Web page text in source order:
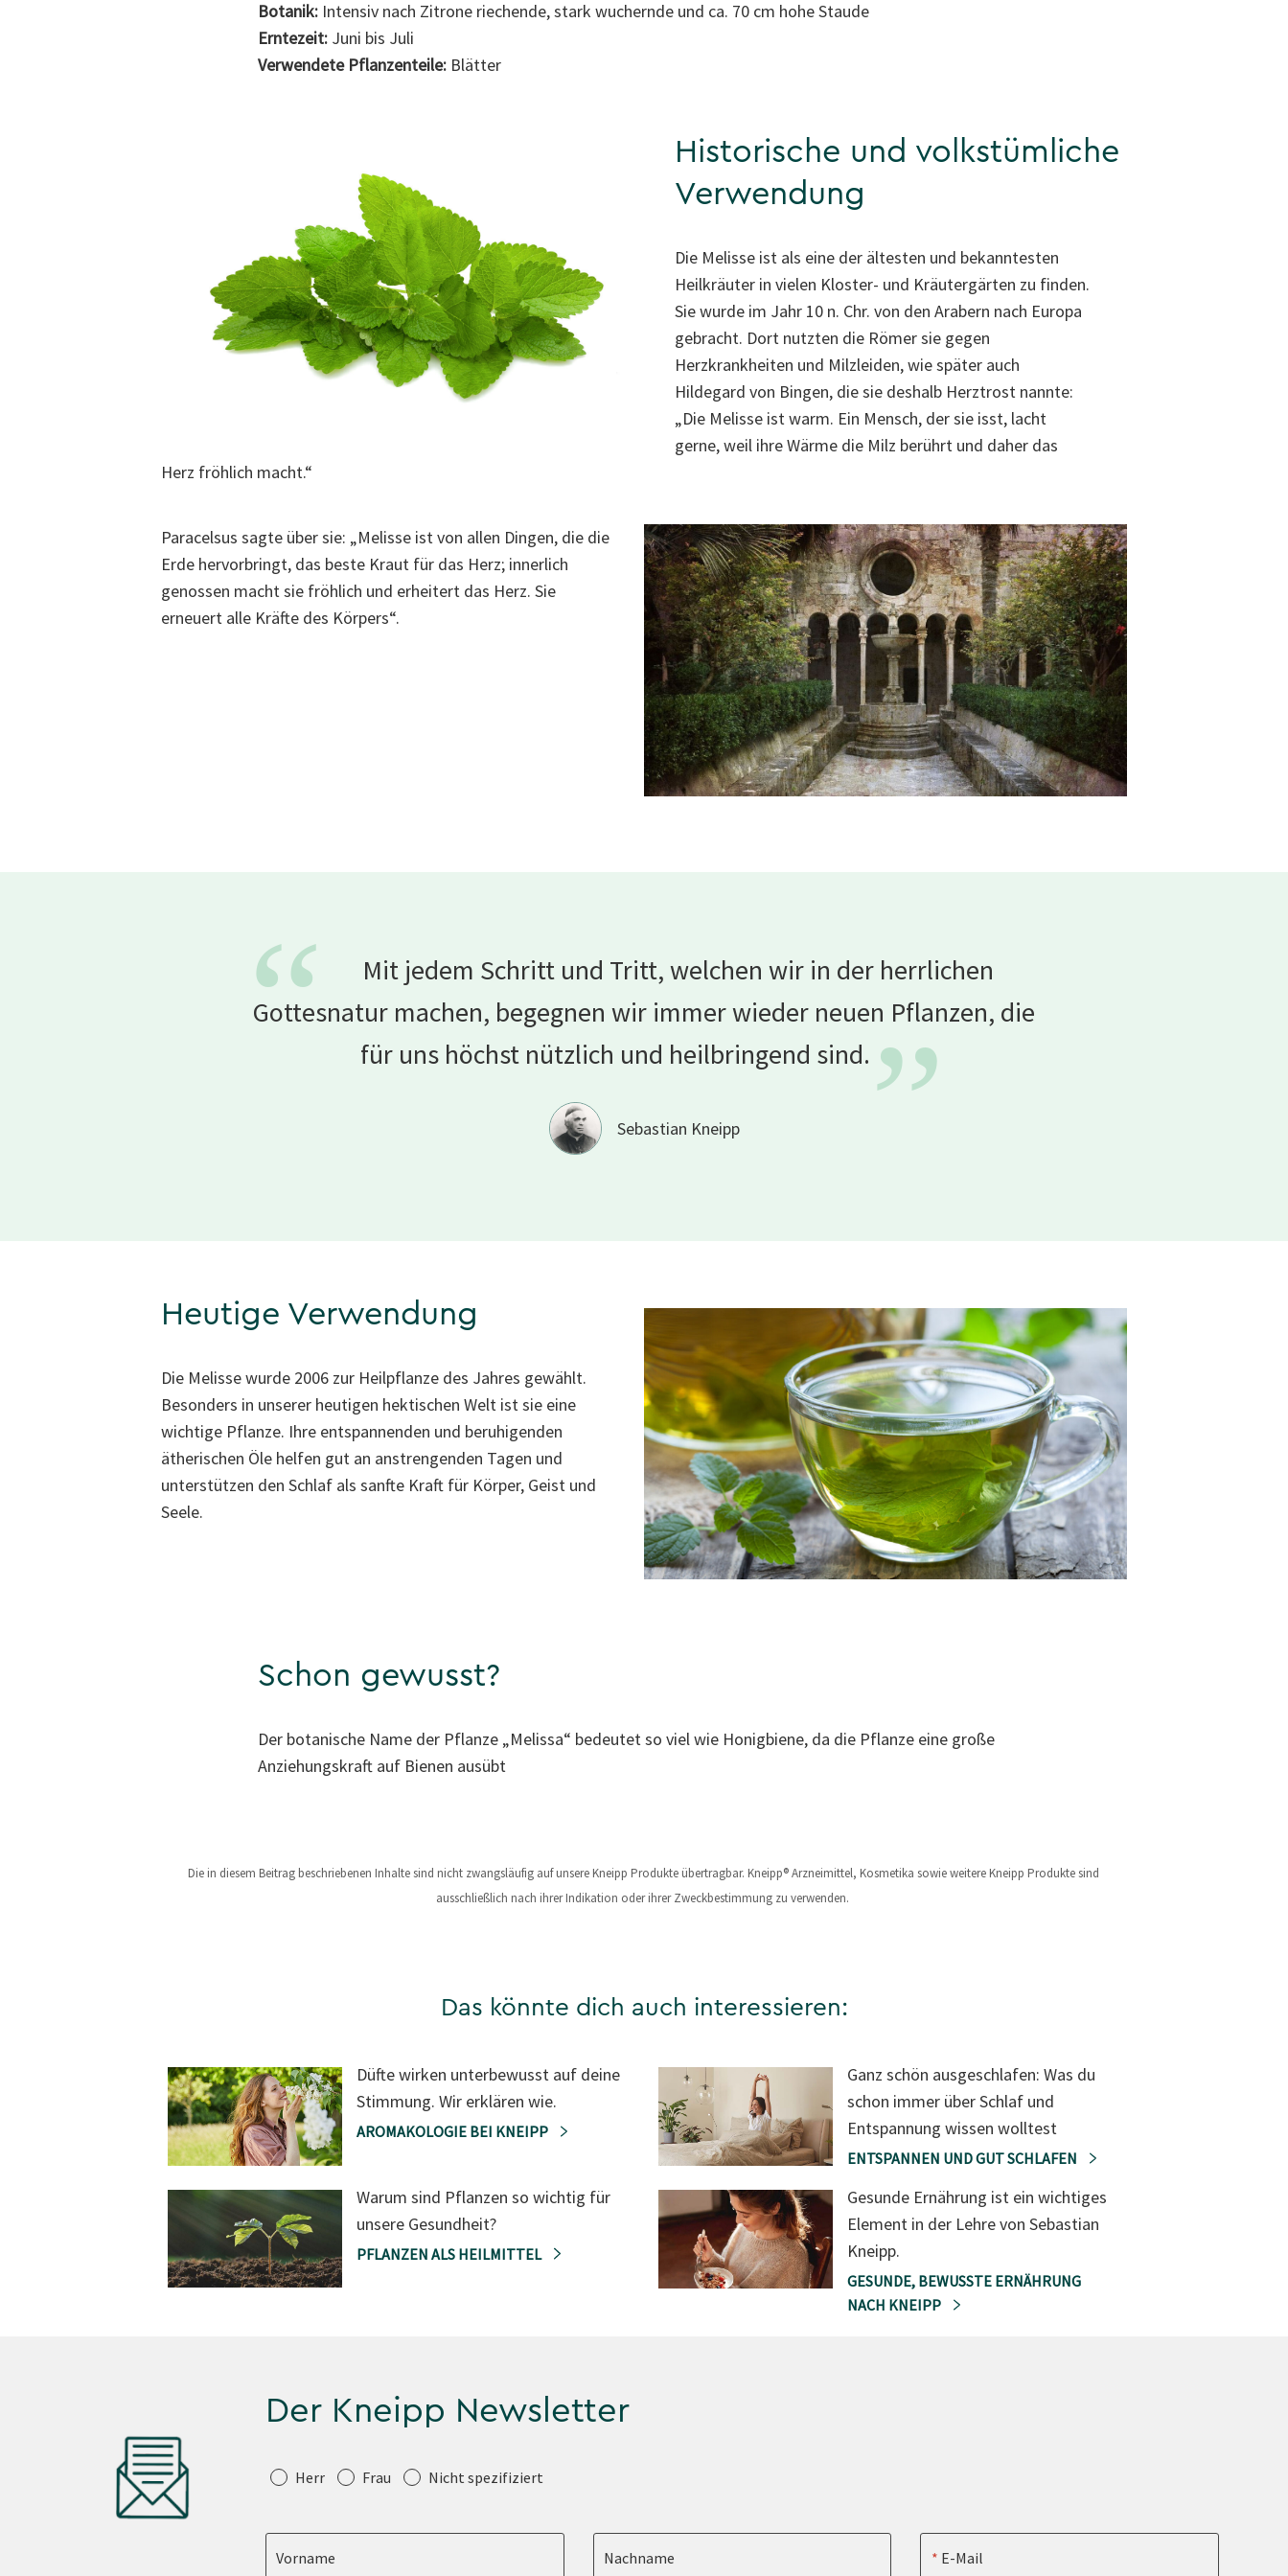
Botanik:Intensiv nach Zitrone riechende, stark wuchernde und ca. 70 cm hohe Staude
Erntezeit:Juni bis Juli
Verwendete Pflanzenteile:Blätter
Historische und volkstümliche
Verwendung
Die Melisse ist als eine der ältesten und bekanntesten
Heilkräuter in vielen Kloster- und Kräutergärten zu finden.
Sie wurde im Jahr 10 n. Chr. von den Arabern nach Europa
gebracht. Dort nutzten die Römer sie gegen
Herzkrankheiten und Milzleiden, wie später auch
Hildegard von Bingen, die sie deshalb Herztrost nannte:
„Die Melisse ist warm. Ein Mensch, der sie isst, lacht
gerne, weil ihre Wärme die Milz berührt und daher das
Herz fröhlich macht.“
Paracelsus sagte über sie: „Melisse ist von allen Dingen, die die
Erde hervorbringt, das beste Kraut für das Herz; innerlich
genossen macht sie fröhlich und erheitert das Herz. Sie
erneuert alle Kräfte des Körpers“.
“
Mit jedem Schritt und Tritt, welchen wir in der herrlichen
Gottesnatur machen, begegnen wir immer wieder neuen Pflanzen, die
für uns höchst nützlich und heilbringend sind. ”
Sebastian Kneipp
Heutige Verwendung
Die Melisse wurde 2006 zur Heilpflanze des Jahres gewählt.
Besonders in unserer heutigen hektischen Welt ist sie eine
wichtige Pflanze. Ihre entspannenden und beruhigenden
ätherischen Öle helfen gut an anstrengenden Tagen und
unterstützen den Schlaf als sanfte Kraft für Körper, Geist und
Seele.
Schon gewusst?
Der botanische Name der Pflanze „Melissa“ bedeutet so viel wie Honigbiene, da die Pflanze eine große
Anziehungskraft auf Bienen ausübt
Die in diesem Beitrag beschriebenen Inhalte sind nicht zwangsläufig auf unsere Kneipp Produkte übertragbar. Kneipp® Arzneimittel, Kosmetika sowie weitere Kneipp Produkte sind
ausschließlich nach ihrer Indikation oder ihrer Zweckbestimmung zu verwenden.
Das könnte dich auch interessieren:
Düfte wirken unterbewusst auf deine
Stimmung. Wir erklären wie.
AROMAKOLOGIE BEI KNEIPP
Warum sind Pflanzen so wichtig für
unsere Gesundheit?
PFLANZEN ALS HEILMITTEL
Ganz schön ausgeschlafen: Was du
schon immer über Schlaf und
Entspannung wissen wolltest
ENTSPANNEN UND GUT SCHLAFEN
Gesunde Ernährung ist ein wichtiges
Element in der Lehre von Sebastian
Kneipp.
GESUNDE, BEWUSSTE ERNÄHRUNG
NACH KNEIPP
Der Kneipp Newsletter
Anrede
Herr Frau Nicht spezifiziert
Vorname Nachname E-Mail